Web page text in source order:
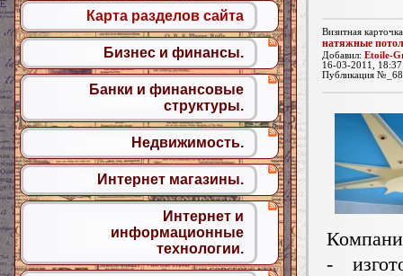
Визитная
натяжные
Добавил: Etoile-
16-03-2011,
Публикация
-
Карта разделов сайта
Бизнес и финансы.
Банки и финансовые
структуры.
Недвижимость.
Интернет магазины.
Интернет и
информационные
технологии.